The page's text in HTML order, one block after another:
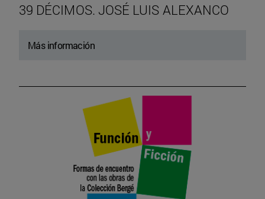
39 DÉCIMOS. JOSÉ LUIS ALEXANCO
Más información